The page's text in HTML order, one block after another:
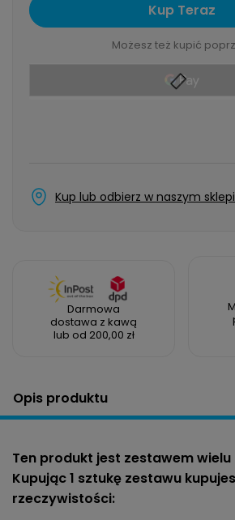
Kup Teraz
Możesz też kupić
Kup lub odbierz w naszym
Darmowa
dostawa z kawą
lub od 200,00 zł
Opis produktu
Ten produkt jest zestawem
Kupując 1 sztukę zestawu
rzeczywistości: